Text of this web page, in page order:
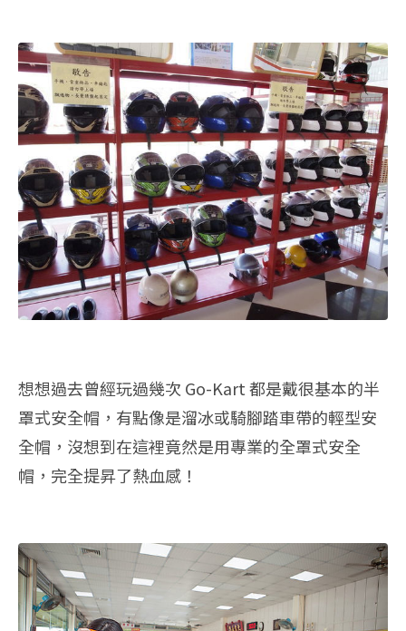
想想過去曾經玩過幾次 Go-Kart 都是戴很基本的半
罩式安全帽，有點像是溜冰或騎腳踏車帶的輕型安
全帽，沒想到在這裡竟然是用專業的全罩式安全
帽，完全提昇了熱血感！